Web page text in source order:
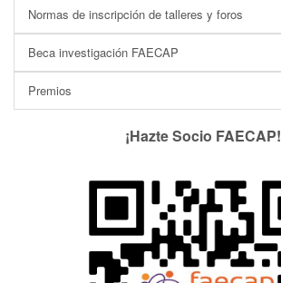
Normas de inscripción de talleres y foros
Beca investigación FAECAP
Premios
¡Hazte Socio FAECAP!